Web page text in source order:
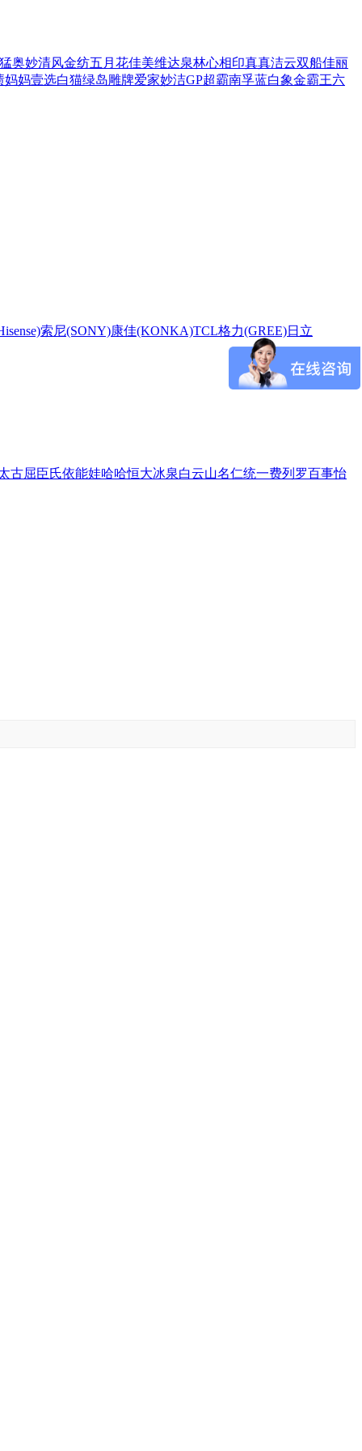
奥妙清风金纺五月花佳美维达泉林心相印真真洁云双船佳丽
妈妈壹选白猫绿岛雕牌爱家妙洁GP超霸南孚蓝白象金霸王六
索尼(SONY)康佳(KONKA)TCL格力(GREE)日立
古屈臣氏依能娃哈哈恒大冰泉白云山名仁统一费列罗百事怡